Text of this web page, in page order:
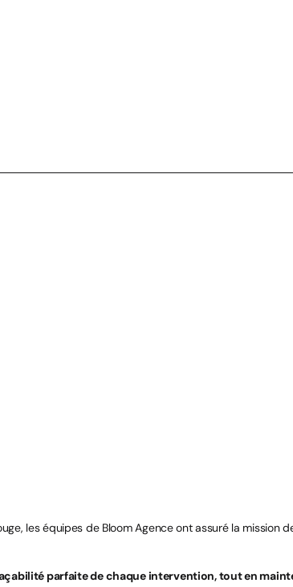
les équipes de Bloom Agence ont assuré la mission
parfaite de chaque intervention, tout en